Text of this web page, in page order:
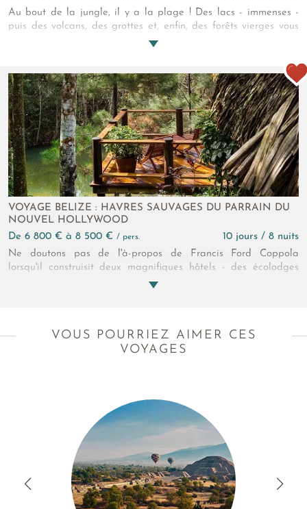
Au bout de la jungle, il y a la plage ! Des lacs - immenses -
puis des volcans, des grottes et, enfin, des forêts vierges vous
en séparent sans oublier les esprits des vieilles pierres mayas
le rivage tant espéré, c’est ce voyage sur les terres méconnues
du Guatemala et du Belize qu’il vous faut entreprendre, sans
attendre !
VOYAGE BELIZE : HAVRES SAUVAGES DU PARRAIN DU
NOUVEL HOLLYWOOD
de 6 800 € à 8 500 € / pers.
10 jours / 8 nuits
Ne doutons pas de l'à-propos de Francis Ford Coppola
lorsqu'il construisit deux magnifiques hôtels - des écolodges
précisément - où lui-même vient encore passer des vacances.
VOUS POURRIEZ AIMER CES
VOYAGES